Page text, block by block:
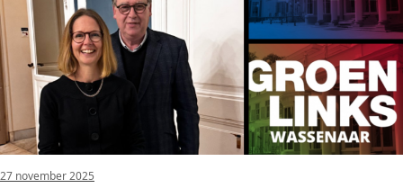
27 november 2025